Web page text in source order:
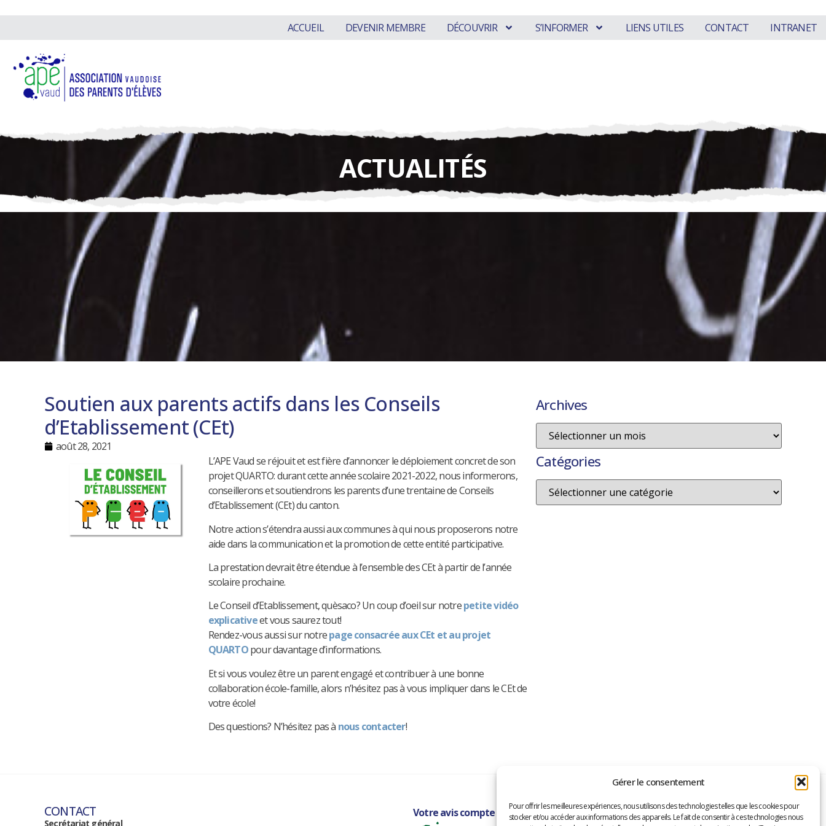
Gérer le consentement
Pour offrir les meilleures expériences, nous utilisons des technologies telles que les cookies pour
stocker et/ou accéder aux informations des appareils. Le fait de consentir à ces technologies nous
ACCUEIL DEVENIR MEMBRE DÉCOUVRIR S’INFORMER LIENS UTILES CONTACT INTRANET
ACTUALITÉS
Soutien aux parents actifs dans les Conseils
d’Etablissement (CEt)
août 28, 2021
L’APE Vaud se réjouit et est fière d’annoncer le déploiement concret de son
projet QUARTO: durant cette année scolaire 2021-2022, nous informerons,
conseillerons et soutiendrons les parents d’une trentaine de Conseils
d’Etablissement (CEt) du canton.
Notre action s’étendra aussi aux communes à qui nous proposerons notre
aide dans la communication et la promotion de cette entité participative.
La prestation devrait être étendue à l’ensemble des CEt à partir de l’année
scolaire prochaine.
Le Conseil d’Etablissement, quèsaco? Un coup d’oeil sur notrepetite vidéo
explicativeet vous saurez tout!
Rendez-vous aussi sur notrepage consacrée aux CEt et au projet
QUARTOpour davantage d’informations.
Et si vous voulez être un parent engagé et contribuer à une bonne
collaboration école-famille, alors n’hésitez pas à vous impliquer dans le CEt de
votre école!
Des questions? N’hésitez pas à nous contacter!
Archives
Catégories
CONTACT
Secrétariat général
​Votre avis compte : devenez membre!